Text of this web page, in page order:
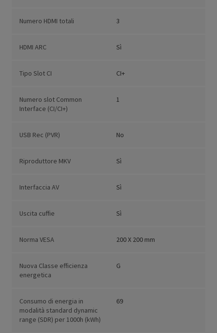
Numero HDMI totali 3
HDMI ARC Sì
Tipo Slot CI CI+
Numero slot Common
Interface (CI/CI+)
1
USB Rec (PVR) No
Riproduttore MKV Sì
Interfaccia AV Sì
Uscita cuffie Sì
Norma VESA 200 X 200 mm
Nuova Classe efficienza
energetica
G
Consumo di energia in
modalità standard dynamic
range (SDR) per 1000h (kWh)
69